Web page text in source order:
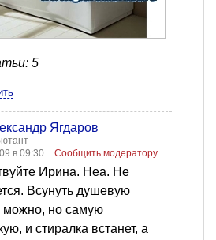
5
Ягдаров
в 09:30
Сообщить модератору
Ирина. Неа. Не
Всунуть душевую
можно, но самую
и стиралка встанет, а